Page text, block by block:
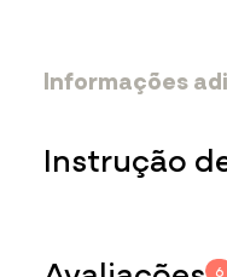
Informações
13% Elastano
Instrução
importante
6